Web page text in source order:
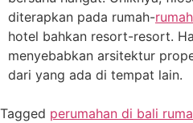
diterapkan pada rumah-
hotel bahkan resort-resort.
menyebabkan arsitektur
dari yang ada di tempat lain.
Tagged perumahan di bali